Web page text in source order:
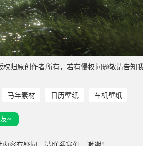
归原创作者所有，若有侵权问题敬请告知
马年素材 日历壁纸 车机壁纸
~